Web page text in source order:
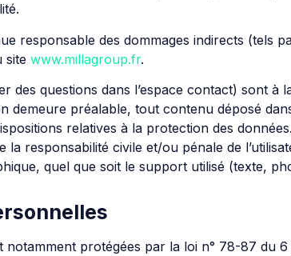
responsable des dommages indirects (tels
site www.millagroup.fr.
des questions dans l’espace contact) sont à
demeure préalable, tout contenu déposé
relatives à la protection des
la responsabilité civile et/ou pénale de
quel que soit le support utilisé (texte,
protégées par la loi n° 78-87 du